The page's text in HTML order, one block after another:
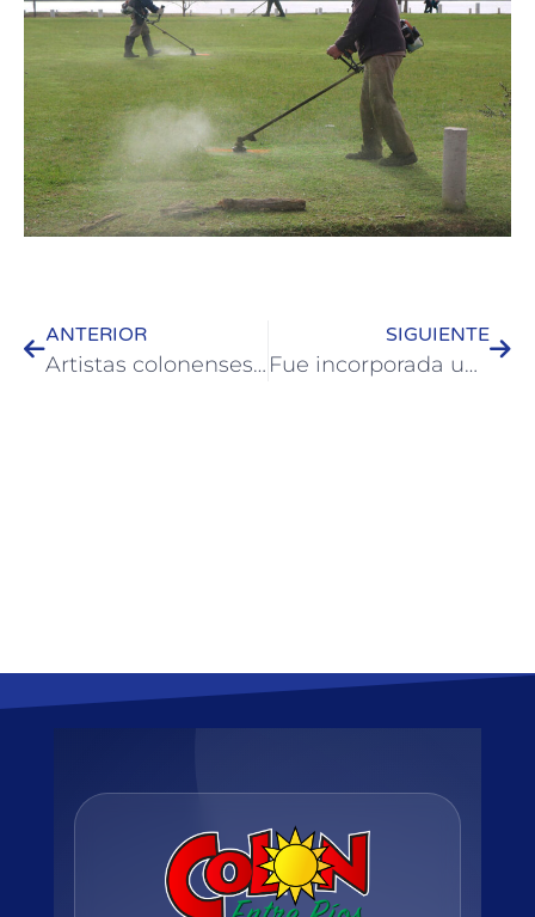
ANTERIOR
Artistas colonenses recibieron subsidios gestionados junto al municipio
SIGUIENTE
Fue incorporada una joven para entrenamiento laboral al área de Discapacidad